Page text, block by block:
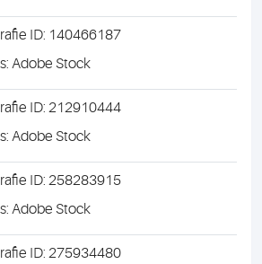
ID: 140466187
Adobe Stock
ID: 212910444
Adobe Stock
ID: 258283915
Adobe Stock
ID: 275934480